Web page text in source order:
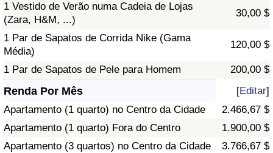
1 Vestido de Verão numa Cadeia de Lojas
(Zara, H&M, ...)
30,00 $
1 Par de Sapatos de Corrida Nike (Gama
Média)
120,00 $
1 Par de Sapatos de Pele para Homem 200,00 $
Renda Por Mês [Editar]
Apartamento (1 quarto) no Centro da Cidade
2.466,67 $
Apartamento (1 quarto) Fora do Centro
1.900,00 $
Apartamento (3 quartos) no Centro da Cidade
3.766,67 $